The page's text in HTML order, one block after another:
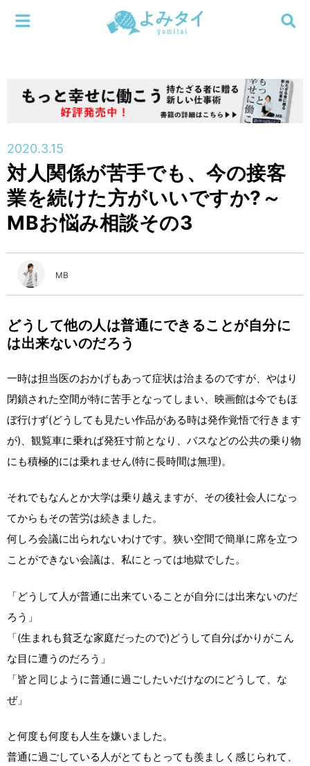
新着
新刊
特集
編集部
メニューを閉じる
2020.3.15
対人関係が苦手でも、今の接客
業を続けた方がいいですか?～
MBお悩み相談その3
MB
どうして他の人は普通にできることが自分に
は出来ないのだろう
一時は担当医のおかげもあって症状は治まるのですが、やはり
閉鎖された空間が特に苦手となってしまい、映画館は今でもほ
ぼ行けず(どうしても見たい作品がある時は発作覚悟で行きます
が)、観覧車に乗れば発狂寸前となり、バスなどの公共の乗り物
にも積極的には乗れません(特に長時間は無理)。
それでもなんとか大学は乗り越えますが、その後社会人になっ
てからもその苦労は続きました。
何しろ会議に出られないわけです。狭い空間で簡単に席を立つ
ことができない会議は、私にとっては地獄でした。
「どうして人が普通に出来ていることが自分には出来ないのだ
ろう」
「(生まれも貧乏な家庭だったので)どうして自分ばかりがこん
な目に遭うのだろう」
「皆と同じように普通に過ごしたいだけなのにどうして、な
ぜ」
と何度も何度も人生を嫌いました。
普通に過ごしている人がとてもとっても羨ましく感じられて、